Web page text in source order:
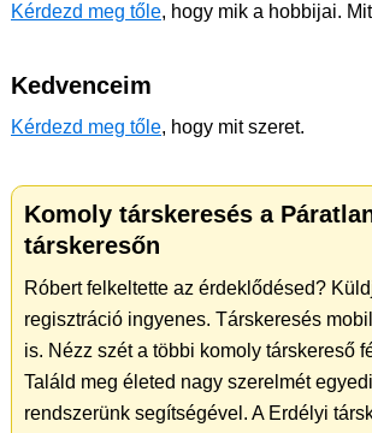
Kérdezd meg tőle, hogy mik a hobbijai.
Kedvenceim
Kérdezd meg tőle, hogy mit szeret.
Komoly társkeresés a
társkeresőn
Róbert felkeltette az érdeklődésed?
regisztráció ingyenes. Társkeresés
is. Nézz szét a többi komoly társkereső
Találd meg életed nagy szerelmét
rendszerünk segítségével. A Erdélyi